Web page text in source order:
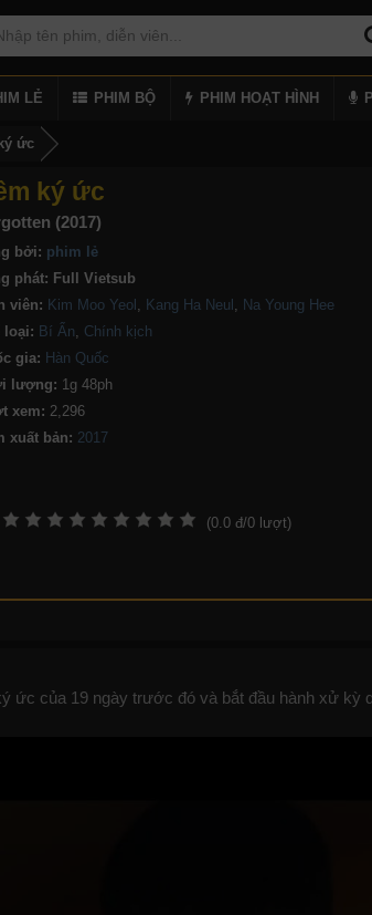
LẺ PHIM BỘ PHIM HOẠT HÌNH
ức
ký ức
(2017)
bởi: phim lẻ
phát: Full Vietsub
viên: Kim Moo Yeol , Kang Ha Neul , Na Young Hee
loại: Bí Ẩn, Chính kịch
gia: Hàn Quốc
lượng: 1g 48ph
xem: 2,296
xuất bản:
(0.0 đ/0 lượt)
ức của 19 ngày trước đó và bắt đầu hành xử kỳ